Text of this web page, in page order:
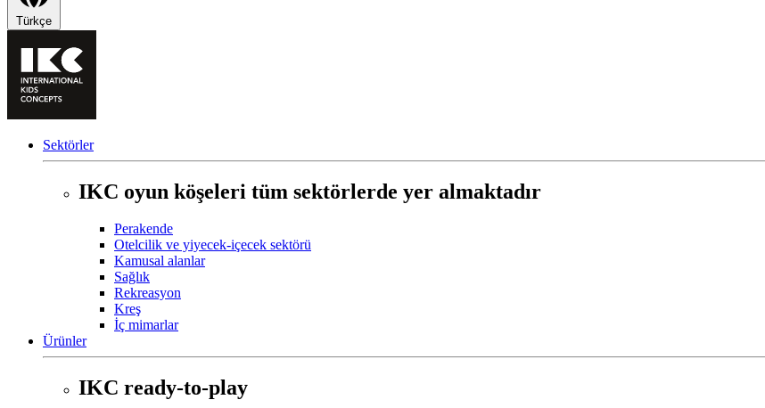
Türkçe
Sektörler
IKC oyun köşeleri tüm sektörlerde yer almaktadır
Perakende
Otelcilik ve yiyecek-içecek sektörü
Kamusal alanlar
Sağlık
Rekreasyon
Kreş
İç mimarlar
Ürünler
IKC ready-to-play